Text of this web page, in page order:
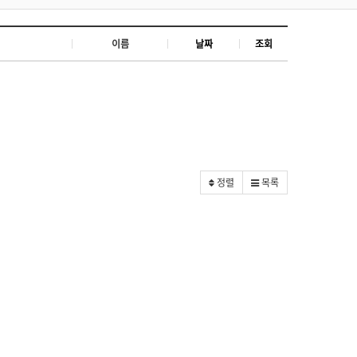
이름 날짜 조회
정렬 목록